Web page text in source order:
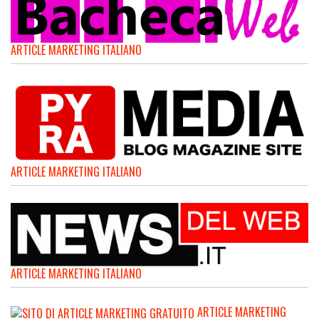
ARTICLE MARKETING ITALIANO
ARTICLE MARKETING ITALIANO
ARTICLE MARKETING ITALIANO
ARTICLE MARKETING